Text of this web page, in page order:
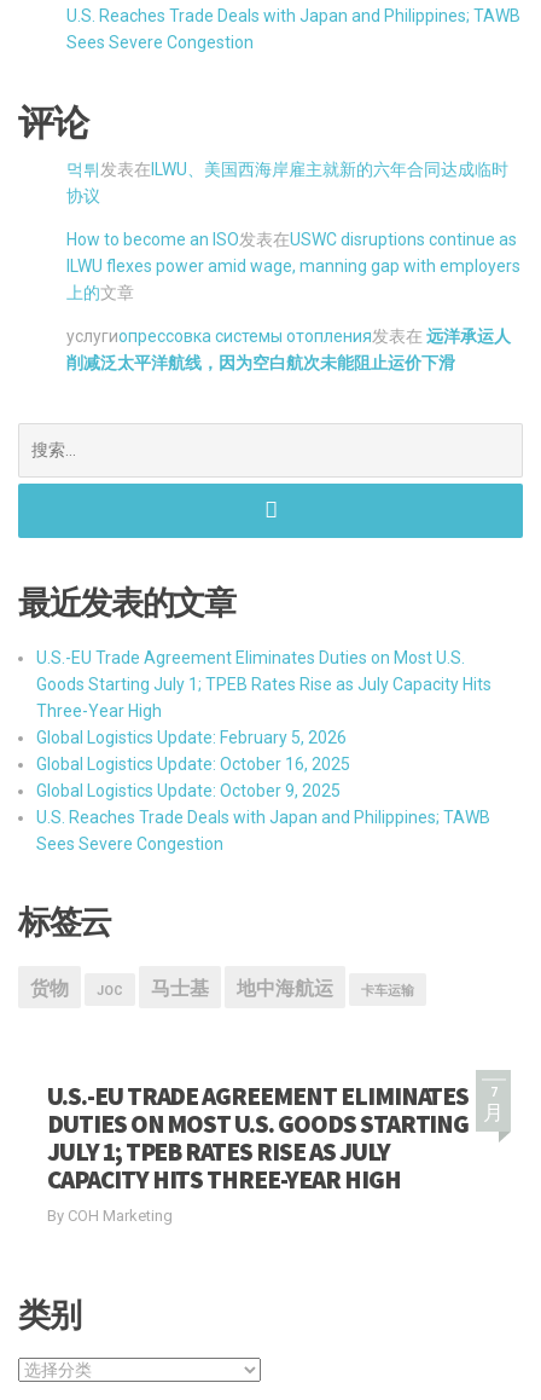
U.S. Reaches Trade Deals with Japan and Philippines; TAWB
Sees Severe Congestion
评论
먹튀发表在ILWU、美国西海岸雇主就新的六年合同达成临时
协议
How to become an ISO发表在USWC disruptions continue as
ILWU flexes power amid wage, manning gap with employers
上的文章
услугиопрессовка системы отопления发表在 远洋承运人
削减泛太平洋航线，因为空白航次未能阻止运价下滑
索。
最近发表的文章
U.S.-EU Trade Agreement Eliminates Duties on Most U.S.
Goods Starting July 1; TPEB Rates Rise as July Capacity Hits
Three-Year High
Global Logistics Update: February 5, 2026
Global Logistics Update: October 16, 2025
Global Logistics Update: October 9, 2025
U.S. Reaches Trade Deals with Japan and Philippines; TAWB
Sees Severe Congestion
标签云
货物 JOC 马士基 地中海航运 卡车运输
7
月
U.S.-EU TRADE AGREEMENT ELIMINATES
DUTIES ON MOST U.S. GOODS STARTING
JULY 1; TPEB RATES RISE AS JULY
CAPACITY HITS THREE-YEAR HIGH
By COH Marketing
类别
类